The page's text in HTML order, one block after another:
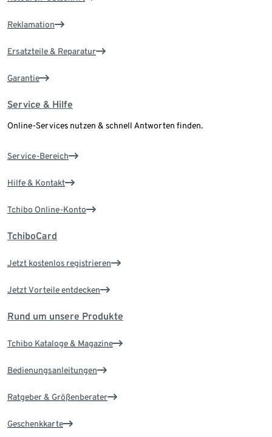
Reklamation
Ersatzteile & Reparatur
Garantie
Service & Hilfe
Online-Services nutzen & schnell Antworten finden.
Service-Bereich
Hilfe & Kontakt
Tchibo Online-Konto
TchiboCard
Jetzt kostenlos registrieren
Jetzt Vorteile entdecken
Rund um unsere Produkte
Tchibo Kataloge & Magazine
Bedienungsanleitungen
Ratgeber & Größenberater
Geschenkkarte